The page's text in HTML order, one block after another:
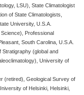
LSU), State Climatologist
of State Climatologists,
University, U.S.A.
Professional
South Carolina, U.S.A.
(global and
University of
(retired), Geological Survey of
of Helsinki, Helsinki,